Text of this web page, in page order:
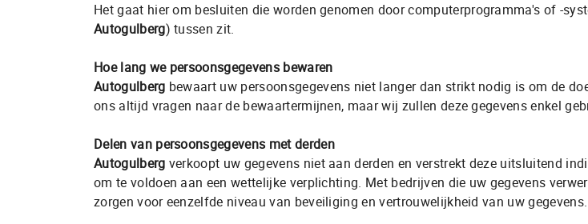
Het gaat hier om besluiten die worden genomen door computerprogramma's of -
Autogulberg) tussen zit.
Hoe lang we persoonsgegevens bewaren
Autogulberg bewaart uw persoonsgegevens niet langer dan strikt nodig is om de
ons altijd vragen naar de bewaartermijnen, maar wij zullen deze gegevens enkel
Delen van persoonsgegevens met derden
Autogulberg verkoopt uw gegevens niet aan derden en verstrekt deze uitsluitend
om te voldoen aan een wettelijke verplichting. Met bedrijven die uw gegevens
zorgen voor eenzelfde niveau van beveiliging en vertrouwelijkheid van uw gegevens.